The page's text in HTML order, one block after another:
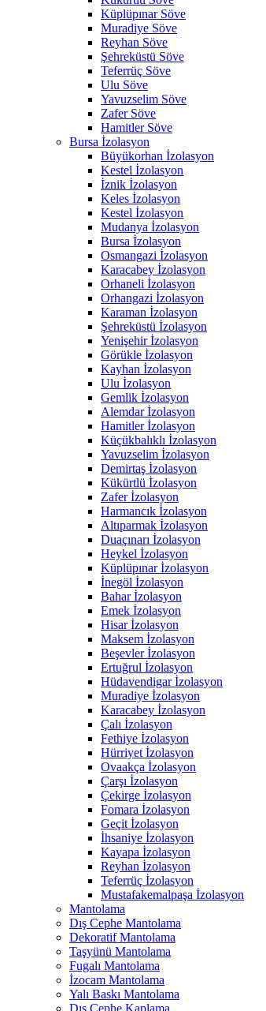
Küplüpınar Söve
Muradiye Söve
Reyhan Söve
Şehreküstü Söve
Teferrüç Söve
Ulu Söve
Yavuzselim Söve
Zafer Söve
Hamitler Söve
Bursa İzolasyon
Büyükorhan İzolasyon
Kestel İzolasyon
İznik İzolasyon
Keles İzolasyon
Kestel İzolasyon
Mudanya İzolasyon
Bursa İzolasyon
Osmangazi İzolasyon
Karacabey İzolasyon
Orhaneli İzolasyon
Orhangazi İzolasyon
Karaman İzolasyon
Şehreküstü İzolasyon
Yenişehir İzolasyon
Görükle İzolasyon
Kayhan İzolasyon
Ulu İzolasyon
Gemlik İzolasyon
Alemdar İzolasyon
Hamitler İzolasyon
Küçükbalıklı İzolasyon
Yavuzselim İzolasyon
Demirtaş İzolasyon
Kükürtlü İzolasyon
Zafer İzolasyon
Harmancık İzolasyon
Altıparmak İzolasyon
Duaçınarı İzolasyon
Heykel İzolasyon
Küplüpınar İzolasyon
İnegöl İzolasyon
Bahar İzolasyon
Emek İzolasyon
Hisar İzolasyon
Maksem İzolasyon
Beşevler İzolasyon
Ertuğrul İzolasyon
Hüdavendigar İzolasyon
Muradiye İzolasyon
Karacabey İzolasyon
Çalı İzolasyon
Fethiye İzolasyon
Hürriyet İzolasyon
Ovaakça İzolasyon
Çarşı İzolasyon
Çekirge İzolasyon
Fomara İzolasyon
Geçit İzolasyon
İhsaniye İzolasyon
Kayapa İzolasyon
Reyhan İzolasyon
Teferrüç İzolasyon
Mustafakemalpaşa İzolasyon
Mantolama
Dış Cephe Mantolama
Dekoratif Mantolama
Taşyünü Mantolama
Fugalı Mantolama
İzocam Mantolama
Yalı Baskı Mantolama